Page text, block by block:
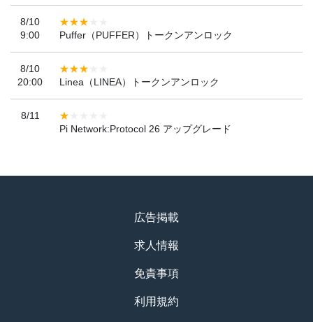
8/10
9:00
Puffer（PUFFER）トークンアンロック
8/10
20:00
Linea（LINEA）トークンアンロック
8/11
Pi Network:Protocol 26 アップグレード
広告掲載
求人情報
免責事項
利用規約